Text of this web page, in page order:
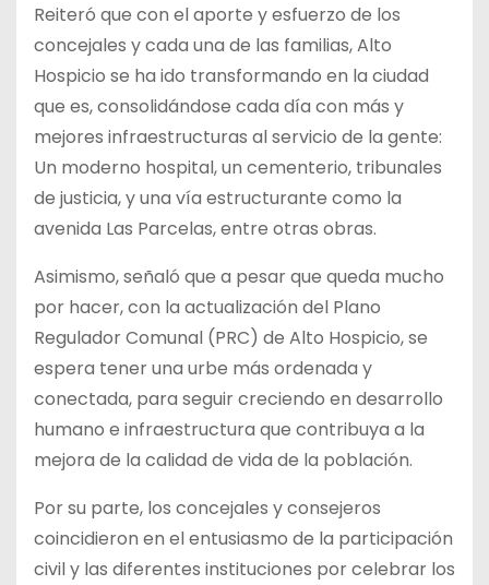
Reiteró que con el aporte y esfuerzo de los
concejales y cada una de las familias, Alto
Hospicio se ha ido transformando en la ciudad
que es, consolidándose cada día con más y
mejores infraestructuras al servicio de la gente:
Un moderno hospital, un cementerio, tribunales
de justicia, y una vía estructurante como la
avenida Las Parcelas, entre otras obras.
Asimismo, señaló que a pesar que queda mucho
por hacer, con la actualización del Plano
Regulador Comunal (PRC) de Alto Hospicio, se
espera tener una urbe más ordenada y
conectada, para seguir creciendo en desarrollo
humano e infraestructura que contribuya a la
mejora de la calidad de vida de la población.
Por su parte, los concejales y consejeros
coincidieron en el entusiasmo de la participación
civil y las diferentes instituciones por celebrar los